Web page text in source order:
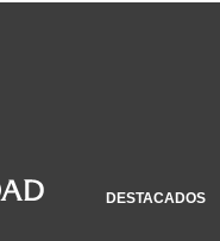
DESTACADOS